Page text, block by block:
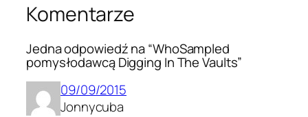
Komentarze
Jedna odpowiedź na “WhoSampled
pomysłodawcą Digging In The Vaults”
09/09/2015
Jonnycuba